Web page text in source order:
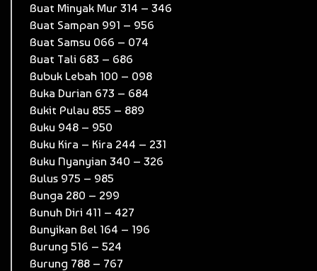
Buat Minyak Mur 314 – 346
Buat Sampan 991 – 956
Buat Samsu 066 – 074
Buat Tali 683 – 686
Bubuk Lebah 100 – 098
Buka Durian 673 – 684
Bukit Pulau 855 – 889
Buku 948 – 950
Buku Kira – Kira 244 – 231
Buku Nyanyian 340 – 326
Bulus 975 – 985
Bunga 280 – 299
Bunuh Diri 411 – 427
Bunyikan Bel 164 – 196
Burung 516 – 524
Burung 788 – 767